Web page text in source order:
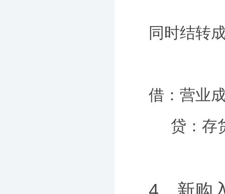
同时结转
借：营业
贷：存